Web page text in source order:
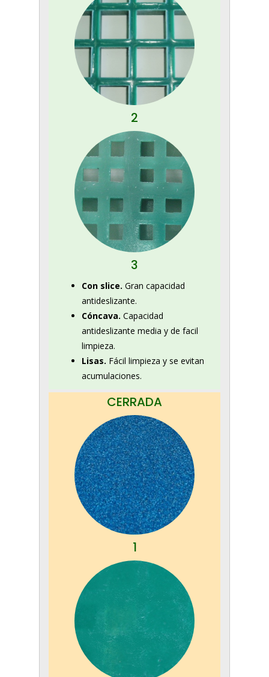
2
3
Con slice. Gran capacidad
antideslizante.
Cóncava. Capacidad
antideslizante media y de facil
limpieza.
Lisas. Fácil limpieza y se evitan
acumulaciones.
CERRADA
1